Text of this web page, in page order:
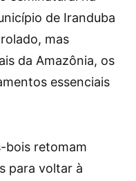
de Iranduba
mas
da Amazônia, os
essenciais
bois retomam
para voltar à